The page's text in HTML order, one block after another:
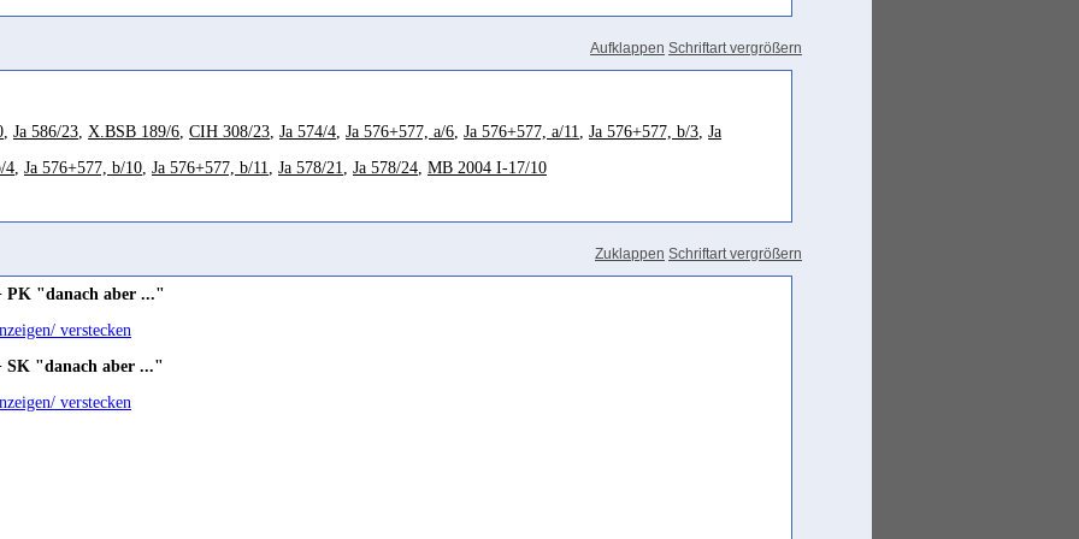
entrefaites
25
Aufklappen Schriftart vergrößern
, Ja 586/23, X.BSB 189/6, CIH 308/23, Ja 574/4, Ja 576+577, a/6, Ja 576+577, a/11, Ja 576+577, b/3, Ja
4, Ja 576+577, b/10, Ja 576+577, b/11, Ja 578/21, Ja 578/24, MB 2004 I-17/10
,NNAG 12/23f.
Zuklappen Schriftart vergrößern
PK "danach aber ..."
verstecken
SK "danach aber ..."
verstecken